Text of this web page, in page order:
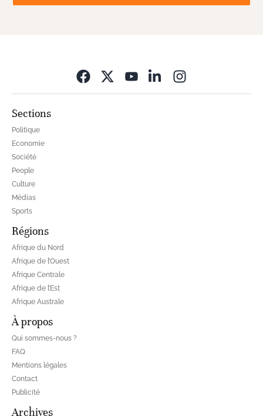
Sections
Politique
Economie
Société
People
Culture
Médias
Sports
Régions
Afrique du Nord
Afrique de l’Ouest
Afrique Centrale
Afrique de l’Est
Afrique Australe
À propos
Qui sommes-nous ?
FAQ
Mentions légales
Contact
Publicité
Archives